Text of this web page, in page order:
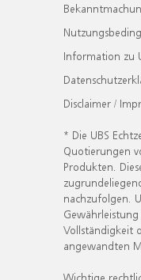
Information zu
Disclaimer /
* Die UBS
Quotierungen
Produkten.
nachzufolgen.
Vollständigkeit
angewandten